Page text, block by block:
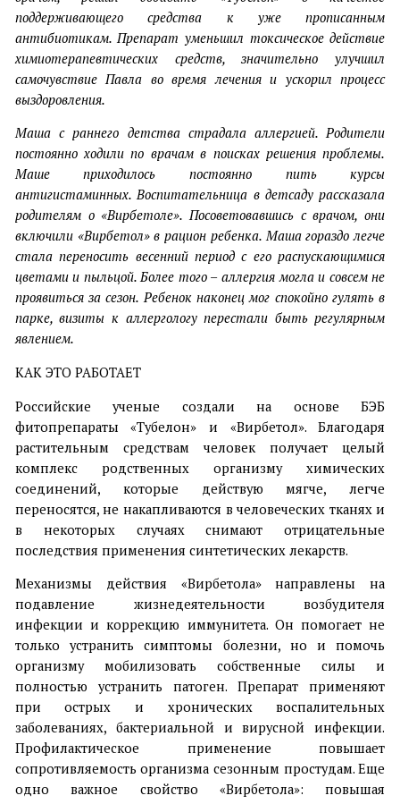
поддерживающего средства к уже прописанным
антибиотикам. Препарат уменьшил токсическое действие
химиотерапевтических средств, значительно улучшил
самочувствие Павла во время лечения и ускорил процесс
выздоровления.
Маша с раннего детства страдала аллергией. Родители
постоянно ходили по врачам в поисках решения проблемы.
Маше приходилось постоянно пить курсы
антигистаминных. Воспитательница в детсаду рассказала
родителям о «Вирбетоле». Посоветовавшись с врачом, они
включили «Вирбетол» в рацион ребенка. Маша гораздо легче
стала переносить весенний период с его распускающимися
цветами и пыльцой. Более того – аллергия могла и совсем не
проявиться за сезон. Ребенок наконец мог спокойно гулять в
парке, визиты к аллергологу перестали быть регулярным
явлением.
КАК ЭТО РАБОТАЕТ
Российские ученые создали на основе БЭБ
фитопрепараты «Тубелон» и «Вирбетол». Благодаря
растительным средствам человек получает целый
комплекс родственных организму химических
соединений, которые действую мягче, легче
переносятся, не накапливаются в человеческих тканях и
в некоторых случаях снимают отрицательные
последствия применения синтетических лекарств.
Механизмы действия «Вирбетола» направлены на
подавление жизнедеятельности возбудителя
инфекции и коррекцию иммунитета. Он помогает не
только устранить симптомы болезни, но и помочь
организму мобилизовать собственные силы и
полностью устранить патоген. Препарат применяют
при острых и хронических воспалительных
заболеваниях, бактериальной и вирусной инфекции.
Профилактическое применение повышает
сопротивляемость организма сезонным простудам. Еще
одно важное свойство «Вирбетола»: повышая